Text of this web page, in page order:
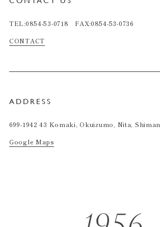
TEL:0854-53-0718 FAX:0854-53-0736
CONTACT
ADDRESS
699-1942 43 Komaki, Okuizumo, Nita,
Google Maps